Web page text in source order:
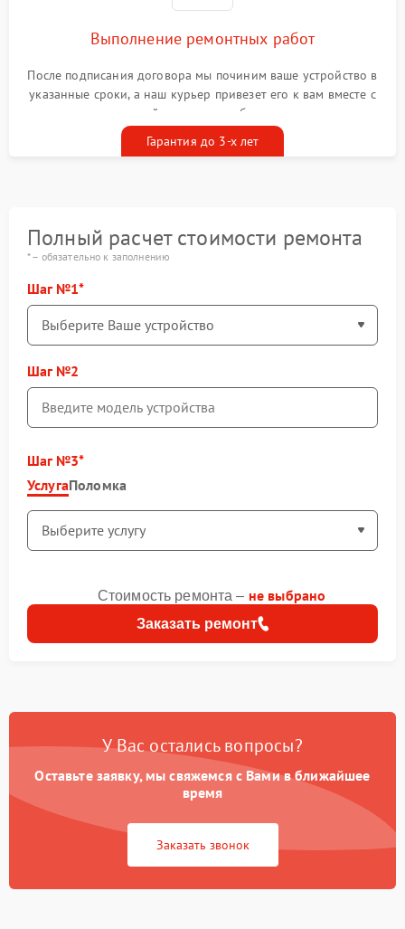
Выполнение ремонтных работ
После подписания договора мы починим ваше устройство в
указанные сроки, а наш курьер привезет его к вам вместе с
гарантийным талоном бесплатно
Гарантия до 3-х лет
Полный расчет стоимости ремонта
* – обязательно к заполнению
Шаг №1
Шаг №2
Шаг №3
УслугаПоломка
Заказать ремонт
Стоимость ремонта – не выбрано
У Вас остались вопросы?
Оставьте заявку, мы свяжемся с Вами в ближайшее
время
Заказать звонок